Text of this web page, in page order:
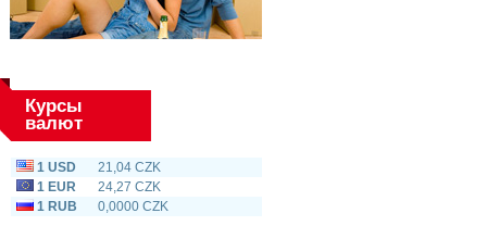
Курсы
валют
1 USD
21,04 CZK
1 EUR
24,27 CZK
1 RUB
0,0000 CZK